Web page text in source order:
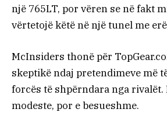
një 765LT, por vëren se në fakt
vërtetojë këtë në një tunel me
McInsiders thonë për
skeptikë ndaj pretendimeve më
forcës të shpërndara nga rivalët.
modeste, por e besueshme.